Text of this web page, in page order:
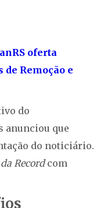
oferta
de Remoção e
do
anunciou que
do noticiário.
Recordcom